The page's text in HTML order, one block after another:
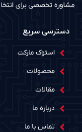
مشاوره تخصصی برای
دسترسی سریع
استوک مارکت
محصولات
مقالات
درباره ما
تماس با ما